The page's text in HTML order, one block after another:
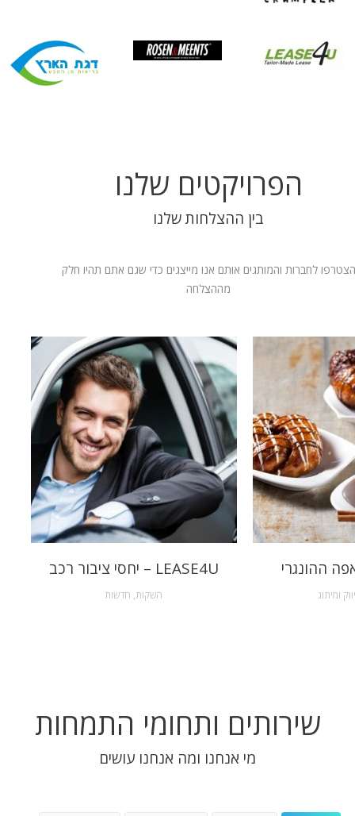
הפרויקטים שלנו
בין ההצלחות שלנו
הצטרפו לחברות והמותגים אותם אנו מייצגים כדי שגם אתם תהיו חלק
מההצלחה
LEASE4U – יחסי ציבור רכב
השקות, חדשות
ההונגרי
ומיתוג
שירותים ותחומי התמחות
מי אנחנו ומה אנחנו עושים